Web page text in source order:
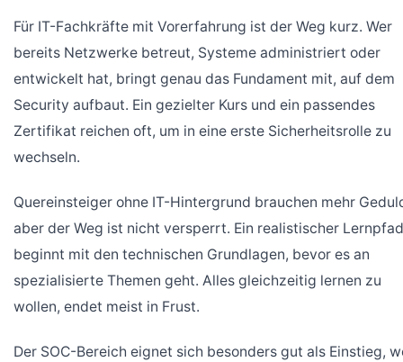
Für IT-Fachkräfte mit Vorerfahrung ist der Weg kurz. Wer
bereits Netzwerke betreut, Systeme administriert oder
entwickelt hat, bringt genau das Fundament mit, auf dem
Security aufbaut. Ein gezielter Kurs und ein passendes
Zertifikat reichen oft, um in eine erste Sicherheitsrolle zu
wechseln.
Quereinsteiger ohne IT-Hintergrund brauchen mehr
aber der Weg ist nicht versperrt. Ein realistischer Lernpfad
beginnt mit den technischen Grundlagen, bevor es an
spezialisierte Themen geht. Alles gleichzeitig lernen zu
wollen, endet meist in Frust.
Der SOC-Bereich eignet sich besonders gut als Einstieg,